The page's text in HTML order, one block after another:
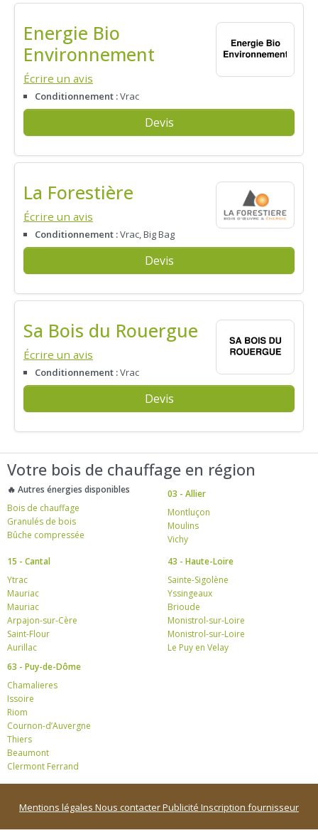
Energie Bio
Environnement
Écrire un avis
Conditionnement :Vrac
Devis
La Forestière
Écrire un avis
Conditionnement :Vrac, Big Bag
Devis
Sa Bois du Rouergue
Écrire un avis
Conditionnement :Vrac
Devis
Votre bois de chauffage en région
🔥 Autres énergies disponibles
Bois de chauffage
Granulés de bois
Bûche compressée
03 - Allier
Montluçon
Moulins
Vichy
15 - Cantal
Ytrac
Mauriac
Mauriac
Arpajon-sur-Cère
Saint-Flour
Aurillac
43 - Haute-Loire
Sainte-Sigolène
Yssingeaux
Brioude
Monistrol-sur-Loire
Monistrol-sur-Loire
Le Puy en Velay
63 - Puy-de-Dôme
Chamalieres
Issoire
Riom
Cournon-d’Auvergne
Thiers
Beaumont
Clermont Ferrand
Mentions légales Nous contacterPublicité Inscription fournisseur